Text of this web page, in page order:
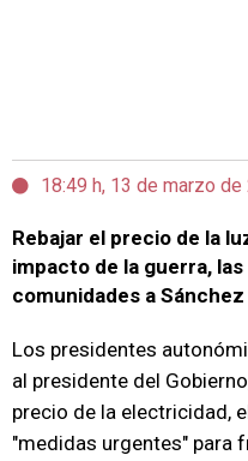
18:49 h, 13 de marzo de
Rebajar el precio de la
impacto de la guerra,
comunidades a Sánchez
Los presidentes
al presidente del
precio de la electricidad,
"medidas urgentes" para